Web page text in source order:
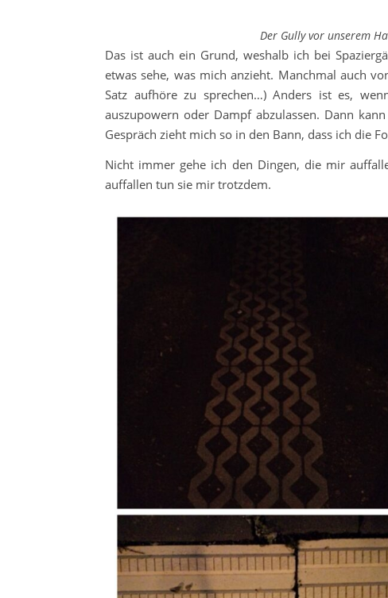
Der Gully vor unserem
Das ist auch ein Grund, weshalb ich bei
etwas sehe, was mich anzieht. Manchmal auch
Satz aufhöre zu sprechen…) Anders ist es,
auszupowern oder Dampf abzulassen. Dann
Gespräch zieht mich so in den Bann, dass ich die
Nicht immer gehe ich den Dingen, die mir
auffallen tun sie mir trotzdem.